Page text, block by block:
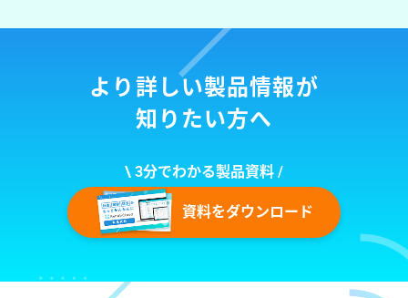
より詳しい製品情報が
知りたい方へ
\ 3分でわかる製品資料 /
資料をダウンロード